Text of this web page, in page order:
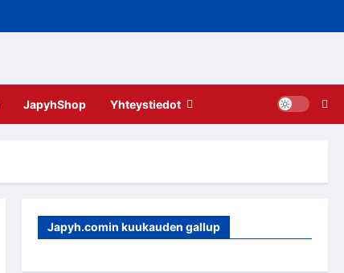
JapyhShop Yhteystiedot
Japyh.comin kuukauden gallup